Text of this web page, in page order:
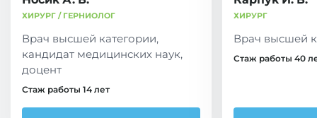
ХИРУРГ / ГЕРНИОЛОГ
Врач высшей категории,
кандидат медицинских наук,
доцент
Стаж работы 14 лет
ХИРУРГ
Врач высшей
Стаж работы 40